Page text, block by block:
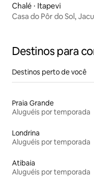
Chalé ⋅ Itapevi
Casa do Pôr do Sol,
Destinos para
Destinos perto de você
Praia Grande
Aluguéis por temporada
Londrina
Aluguéis por temporada
Atibaia
Aluguéis por temporada